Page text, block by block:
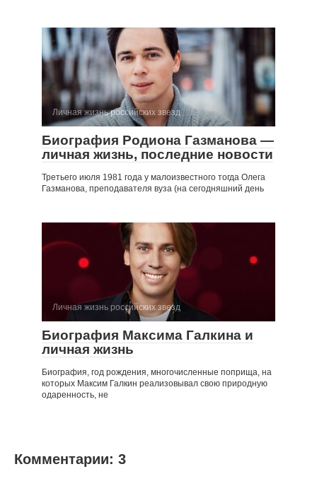
Личная жизнь российских звезд
Биография Родиона Газманова —
личная жизнь, последние новости
Третьего июля 1981 года у малоизвестного тогда Олега
Газманова, преподавателя вуза (на сегодняшний день
Личная жизнь российских звезд
Биография Максима Галкина и
личная жизнь
Биография, год рождения, многочисленные поприща, на
которых Максим Галкин реализовывал свою природную
одаренность, не
Комментарии: 3